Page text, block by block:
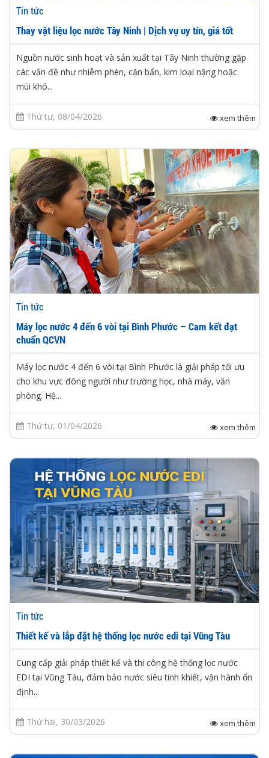
Tin tức
Thay vật liệu lọc nước Tây Ninh | Dịch vụ uy tín, giá tốt
Nguồn nước sinh hoạt và sản xuất tại Tây Ninh thường gặp
các vấn đề như nhiễm phèn, cặn bẩn, kim loại nặng hoặc
mùi khó...
Thứ tư, 08/04/2026 xem thêm
Tin tức
Máy lọc nước 4 đến 6 vòi tại Bình Phước – Cam kết đạt
chuẩn QCVN
Máy lọc nước 4 đến 6 vòi tại Bình Phước là giải pháp tối ưu
cho khu vực đông người như trường học, nhà máy, văn
phòng. Hệ...
Thứ tư, 01/04/2026 xem thêm
Tin tức
Thiết kế và lắp đặt hệ thống lọc nước edi tại Vũng Tàu
Cung cấp giải pháp thiết kế và thi công hệ thống lọc nước
EDI tại Vũng Tàu, đảm bảo nước siêu tinh khiết, vận hành ổn
định...
Thứ hai, 30/03/2026 xem thêm